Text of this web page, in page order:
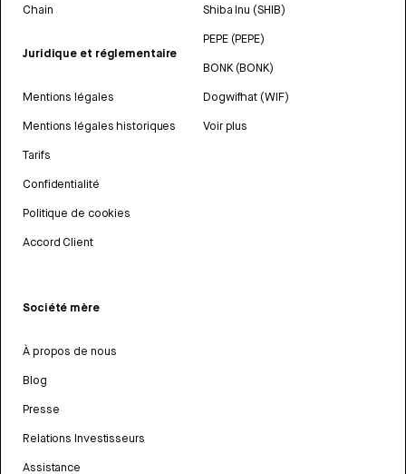
Chain
Juridique et réglementaire
Mentions légales
Mentions légales historiques
Tarifs
Confidentialité
Politique de cookies
Accord Client
Shiba Inu (SHIB)
PEPE (PEPE)
BONK (BONK)
Dogwifhat (WIF)
Voir plus
Société mère
À propos de nous
Blog
Presse
Relations Investisseurs
Assistance